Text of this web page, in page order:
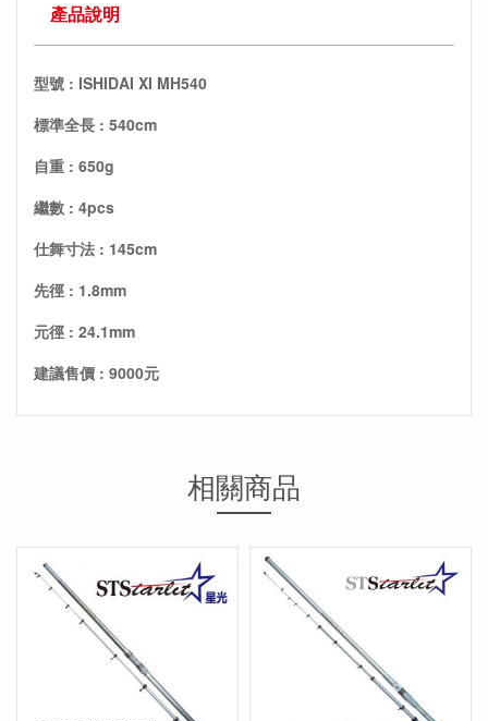
產品說明
型號 : ISHIDAI XI MH540
標準全長 : 540cm
自重 : 650g
繼數 : 4pcs
仕舞寸法 : 145cm
先徑 : 1.8mm
元徑 : 24.1mm
建議售價 : 9000元
相關商品